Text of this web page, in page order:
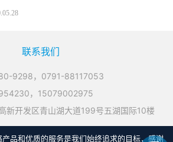
扩展的方式设计商业模式，这就产生了物联网即服
联系我们
9298， 0791-88117053
， 15079002975
新开发区青山湖大道199号五湖国际10楼
品和优质的服务是我们始终追求的目标，感谢